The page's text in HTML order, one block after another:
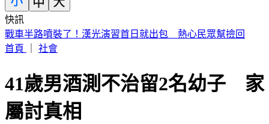
快訊
唐綺陽15年摯愛離世「頭七真的回家了」！淚曬門口驚人畫面
首頁
社會
41歲男酒測不治留2名幼子 家
屬討真相